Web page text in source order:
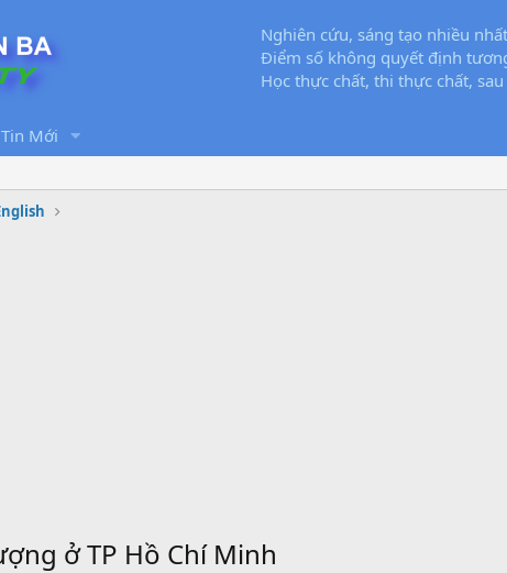
Nghiên cứu, sáng tạo nhiều
Điểm số không quyết định
Học thực chất, thi thực chất,
Tin Mới
ở TP Hồ Chí Minh